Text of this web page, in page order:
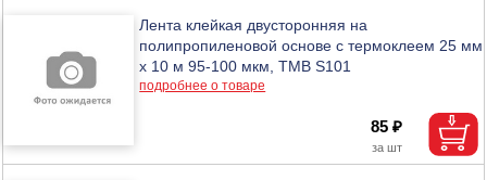
Лента клейкая двусторонняя на
полипропиленовой основе с термоклеем 25 мм
х 10 м 95-100 мкм, ТМВ S101
подробнее о товаре
85 ₽